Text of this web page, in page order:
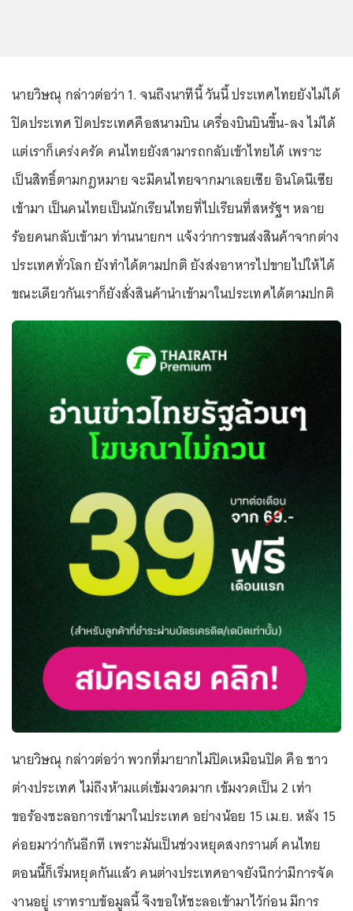
นายวิษณุ กล่าวต่อว่า 1. จนถึงนาทีนี้ วันนี้ ประเทศไทยยังไม่ได้
ปิดประเทศ ปิดประเทศคือสนามบิน เครื่องบินบินขึ้น-ลง ไม่ได้
แต่เราก็เคร่งครัด คนไทยยังสามารถกลับเข้าไทยได้ เพราะ
เป็นสิทธิ์ตามกฎหมาย จะมีคนไทยจากมาเลยเซีย อินโดนีเซีย
เข้ามา เป็นคนไทยเป็นนักเรียนไทยที่ไปเรียนที่สหรัฐฯ หลาย
ร้อยคนกลับเข้ามา ท่านนายกฯ แจ้งว่าการขนส่งสินค้าจากต่าง
ประเทศทั่วโลก ยังทำได้ตามปกติ ยังส่งอาหารไปขายไปให้ได้
ขณะเดียวกันเราก็ยังสั่งสินค้านำเข้ามาในประเทศได้ตามปกติ
นายวิษณุ กล่าวต่อว่า พวกที่มายากไม่ปิดเหมือนปิด คือ ชาว
ต่างประเทศ ไม่ถึงห้ามแต่เข้มงวดมาก เข้มงวดเป็น 2 เท่า
ขอร้องชะลอการเข้ามาในประเทศ อย่างน้อย 15 เม.ย. หลัง 15
ค่อยมาว่ากันอีกที เพราะมันเป็นช่วงหยุดสงกรานต์ คนไทย
ตอนนี้ก็เริ่มหยุดกันแล้ว คนต่างประเทศอาจยังนึกว่ามีการจัด
งานอยู่ เราทราบข้อมูลนี้ จึงขอให้ชะลอเข้ามาไว้ก่อน มีการ